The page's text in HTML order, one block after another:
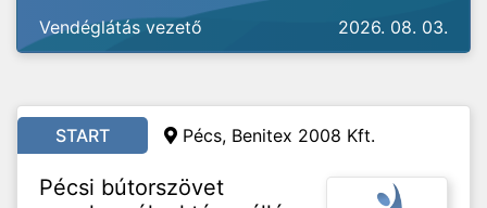
Vendéglátás vezető 2026. 08. 03.
START Pécs, Benitex 2008 Kft.
Pécsi bútorszövet